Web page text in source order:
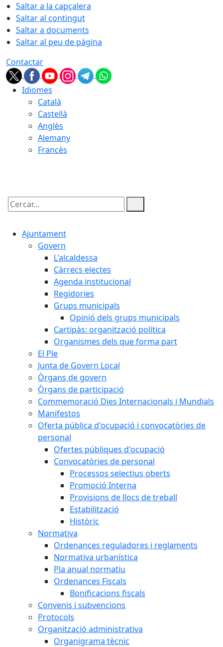
Saltar a la capçalera
Saltar al contingut
Saltar a documents
Saltar al peu de pàgina
Contactar
Idiomes
Català
Castellà
Anglès
Alemany
Francès
Cercar:
Ajuntament
Govern
L'alcaldessa
Càrrecs electes
Agenda institucional
Regidories
Grups municipals
Opinió dels grups municipals
Cartipàs: organització política
Organismes dels que forma part
El Ple
Junta de Govern Local
Òrgans de govern
Òrgans de participació
Commemoració Dies Internacionals i Mundials
Manifestos
Oferta pública d'ocupació i convocatòries de
personal
Ofertes públiques d'ocupació
Convocatòries de personal
Processos selectius oberts
Promoció Interna
Provisions de llocs de treball
Estabilització
Històric
Normativa
Ordenances reguladores i reglaments
Normativa urbanística
Pla anual normatiu
Ordenances Fiscals
Bonificacions fiscals
Convenis i subvencions
Protocols
Organització administrativa
Organigrama tècnic